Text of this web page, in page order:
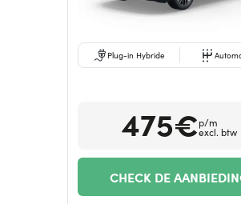
Plug-in Hybride
475€p/m
excl. btw
CHECK DE